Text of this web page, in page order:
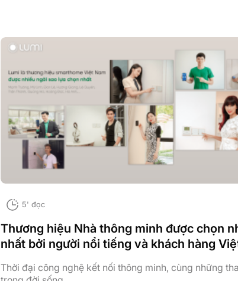
5' đọc
Thương hiệu Nhà thông minh được chọn
nhất bởi người nổi tiếng và khách hàng
Thời đại công nghệ kết nối thông minh, cùng những